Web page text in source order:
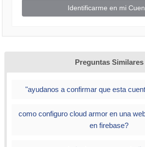
Identificarme en mi
Preguntas Similares
"ayudanos a confirmar que esta
como configuro cloud armor en una
en firebase?